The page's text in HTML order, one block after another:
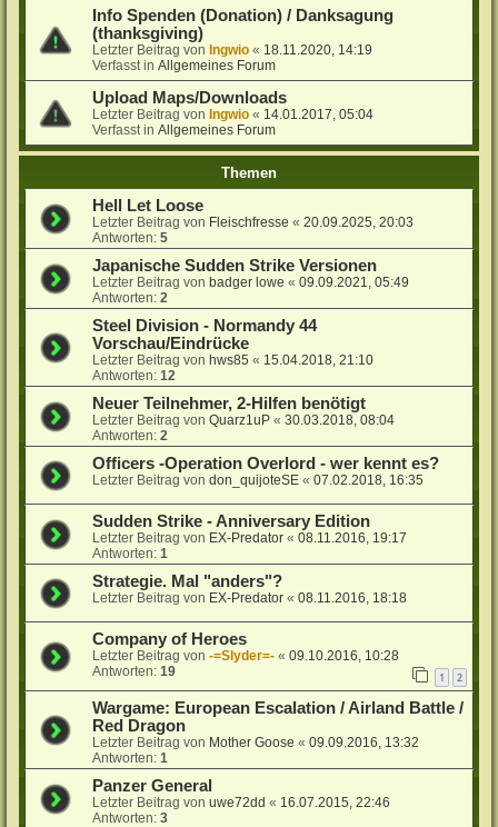
Info Spenden (Donation) / Danksagung
(thanksgiving)
Letzter Beitrag von Ingwio « 18.11.2020, 14:19
Verfasst inAllgemeines Forum
Upload Maps/Downloads
Letzter Beitrag von Ingwio « 14.01.2017, 05:04
Verfasst inAllgemeines Forum
Themen
Hell Let Loose
Letzter Beitrag von Fleischfresse «20.09.2025, 20:03
Antworten:5
Japanische Sudden Strike Versionen
Letzter Beitrag von badger lowe «09.09.2021, 05:49
Antworten:2
Steel Division - Normandy 44
Vorschau/Eindrücke
Letzter Beitrag von hws85 « 15.04.2018, 21:10
Antworten:12
Neuer Teilnehmer, 2-Hilfen benötigt
Letzter Beitrag vonQuarz1uP «30.03.2018, 08:04
Antworten:2
Officers -Operation Overlord - wer kennt es?
Letzter Beitrag vondon_quijoteSE «07.02.2018, 16:35
Sudden Strike - Anniversary Edition
Letzter Beitrag von EX-Predator «08.11.2016, 19:17
Antworten:1
Strategie. Mal "anders"?
Letzter Beitrag von EX-Predator «08.11.2016, 18:18
Company of Heroes
Letzter Beitrag von-=Slyder=- «09.10.2016, 10:28
Antworten:19 1 2
Wargame: European Escalation / Airland Battle /
Red Dragon
Letzter Beitrag von Mother Goose «09.09.2016, 13:32
Antworten:1
Panzer General
Letzter Beitrag vonuwe72dd « 16.07.2015, 22:46
Antworten:3